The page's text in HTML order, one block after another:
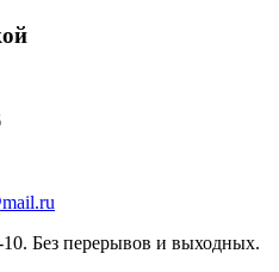
Без перерывов и выходных.